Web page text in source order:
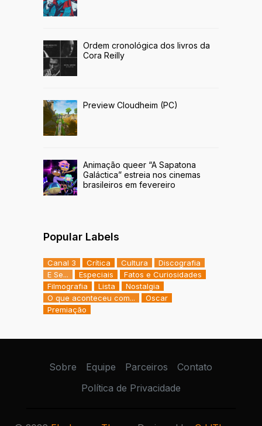
Ordem cronológica dos livros da
Cora Reilly
Preview Cloudheim (PC)
Animação queer “A Sapatona
Galáctica” estreia nos cinemas
brasileiros em fevereiro
Popular Labels
Canal 3 Crítica Cultura
Discografia
E Se...
Especiais
Fatos e Curiosidades
Filmografia
Lista
Nostalgia
O que aconteceu com...
Oscar
Premiação
Sobre Equipe Parceiros
Contato
Política de Privacidade